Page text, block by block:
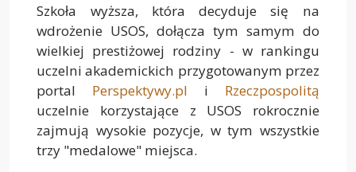
Szkoła wyższa, która decyduje się na
wdrożenie USOS, dołącza tym samym do
wielkiej prestiżowej rodziny - w rankingu
uczelni akademickich przygotowanym przez
portal Perspektywy.pl i Rzeczpospolitą
uczelnie korzystające z USOS rokrocznie
zajmują wysokie pozycje, w tym wszystkie
trzy "medalowe" miejsca.